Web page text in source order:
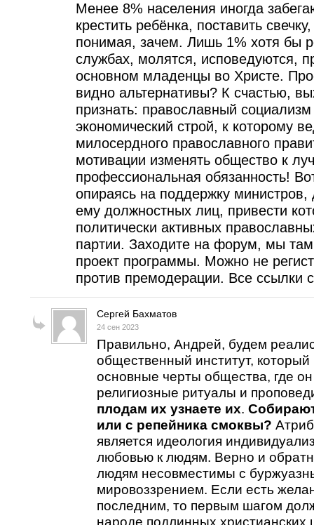
Менее 8% населения иногда
крестить ребёнка, поставить
понимая, зачем. Лишь 1% хотя бы
службах, молятся, исповедуются,
основном младенцы во Христе.
видно альтернативы? К счастью,
признать: православный
экономический строй, к которому
милосердного православного
мотивации изменять общество к
профессиональная обязанность!
опираясь на поддержку министров,
ему должностных лиц, привести
политически активных
партии. Заходите на форум, мы
проект программы. Можно не
против премодерации. Все ссылки
Сергей Бахматов
24 сен 2023
Правильно, Андрей, будем
общественный институт,
основные черты общества, где
религиозные ритуалы и
плодам их узнаете их.
или с репейника смоквы?
является идеология
любовью к людям. Верно и
людям несовместимы с
мировоззрением. Если есть
последним, то первым шагом
народе подлинных христианских